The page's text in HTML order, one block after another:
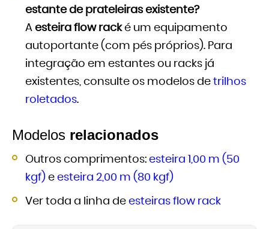
estante de prateleiras existente?
A esteira flow racké um equipamento
autoportante (com pés próprios). Para
integração em estantes ou racks já
existentes, consulte os modelos de trilhos
roletados.
Modelos relacionados
Outros comprimentos: esteira 1,00 m (50
kgf) e esteira 2,00 m (80 kgf)
Ver toda a linha de esteiras flow rack